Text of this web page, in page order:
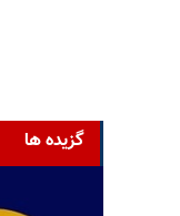
گزیده ها